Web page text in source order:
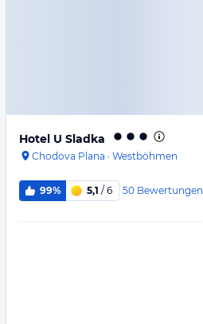
Hotel U Sladka
Chodova Plana · Westböhmen
99% 5,1 / 6 50 Bewertungen